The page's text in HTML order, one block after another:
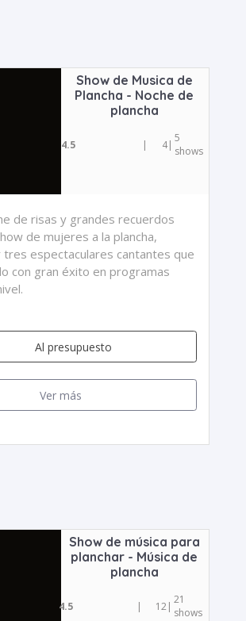
Show de Musica de
Plancha - Noche de
plancha
4.5 | 4| 5
shows
de risas y grandes recuerdos
de mujeres a la plancha,
espectaculares cantantes que
con gran éxito en programas
Al presupuesto
Ver más
Show de música para
planchar - Música de
plancha
4.5 | 12| 21
shows